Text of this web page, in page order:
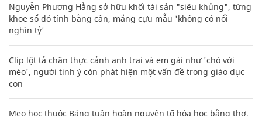
Nguyễn Phương Hằng sở hữu khối tài sản "siêu khủng", từng
khoe sổ đỏ tính bằng cân, mắng cựu mẫu 'không có nổi
nghìn tỷ'
Clip lột tả chân thực cảnh anh trai và em gái như 'chó với
mèo', người tinh ý còn phát hiện một vấn đề trong giáo dục
con
Mẹo học thuộc Bảng tuần hoàn nguyên tố hóa học bằng thơ,